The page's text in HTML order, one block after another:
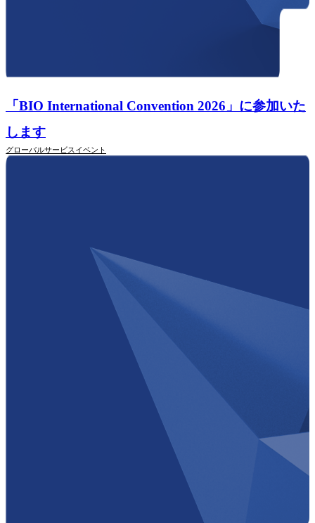
「BIO International Convention 2026」に参加いた
します
グローバルサービスイベント